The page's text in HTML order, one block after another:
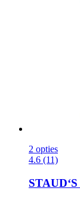
2 opties
4.6 (11)
STAUD‘S